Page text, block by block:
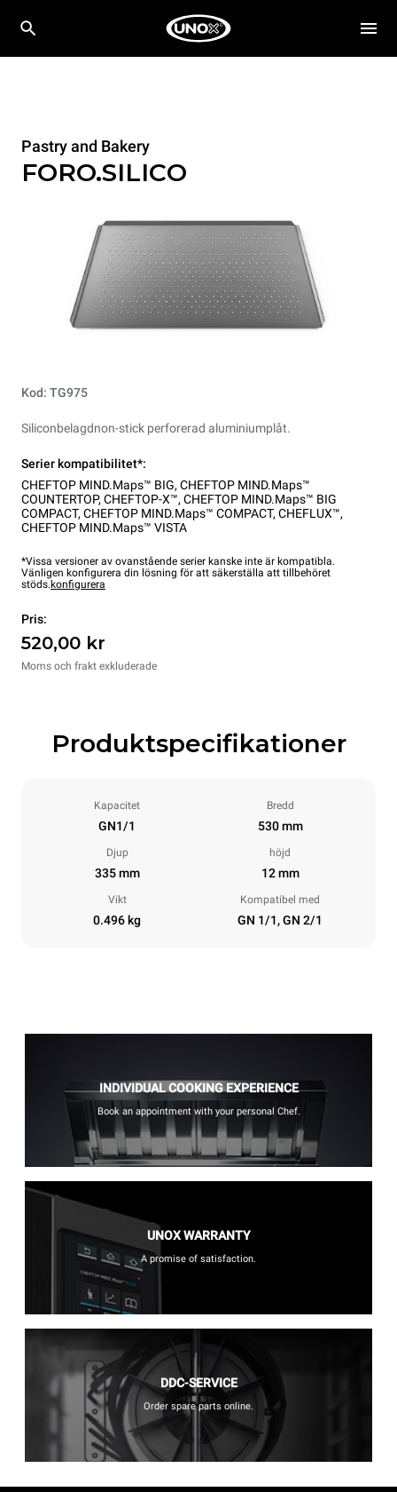
Pastry and Bakery
FORO.SILICO
Kod: TG975
Siliconbelagdnon-stick perforerad aluminiumplåt.
Serier kompatibilitet*:
CHEFTOP MIND.Maps™ BIG, CHEFTOP MIND.Maps™
COUNTERTOP, CHEFTOP-X™, CHEFTOP MIND.Maps™ BIG
COMPACT, CHEFTOP MIND.Maps™ COMPACT, CHEFLUX™,
CHEFTOP MIND.Maps™ VISTA
*Vissa versioner av ovanstående serier kanske inte är kompatibla.
Vänligen konfigurera din lösning för att säkerställa att tillbehöret
stöds. konfigurera
Pris:
520,00 kr
Moms och frakt exkluderade
Produktspecifikationer
Kapacitet
GN1/1
Bredd
530 mm
Djup
335 mm
höjd
12 mm
Vikt
0.496 kg
Kompatibel med
GN 1/1, GN 2/1
INDIVIDUAL COOKING EXPERIENCE
Book an appointment with your personal Chef.
UNOX WARRANTY
A promise of satisfaction.
DDC-SERVICE
Order spare parts online.